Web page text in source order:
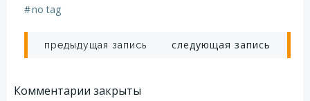
#no tag
Навигация
по
предыдущая запись
Навигация
следующая запись
Комментарии закрыты